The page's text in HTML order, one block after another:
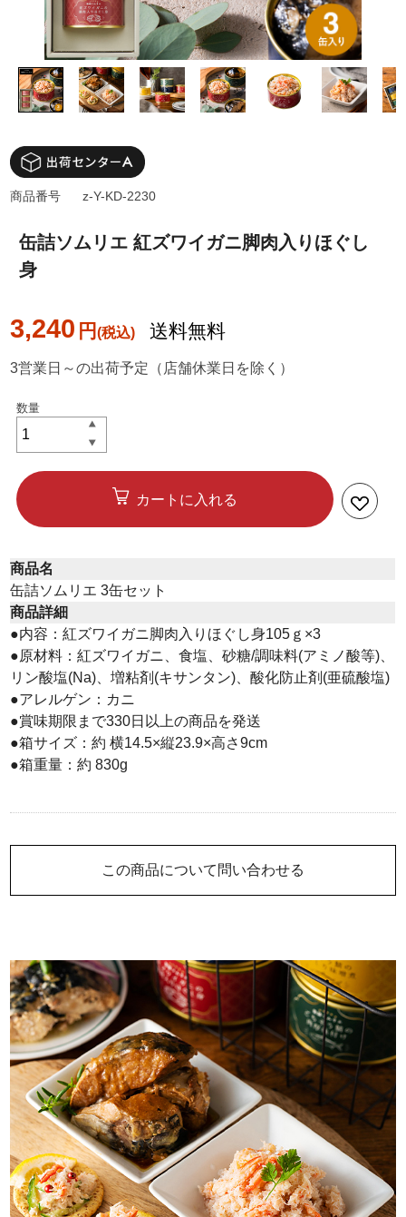
缶詰ソムリエ 紅ズワイガニ脚肉入りほぐし
身
3,240 円 送料無料
商品番号 z-Y-KD-2230
3営業日～の出荷予定（店舗休業日を除く）
カートに入れる
この商品について問い合わせる
商品名
缶詰ソムリエ 3缶セット
商品詳細
●内容：紅ズワイガニ脚肉入りほぐし身105ｇ×3
●原材料：紅ズワイガニ、食塩、砂糖/調味料(アミノ酸等)、
リン酸塩(Na)、増粘剤(キサンタン)、酸化防止剤(亜硫酸塩)
●アレルゲン：カニ
●賞味期限まで330日以上の商品を発送
●箱サイズ：約 横14.5×縦23.9×高さ9cm
●箱重量：約 830g